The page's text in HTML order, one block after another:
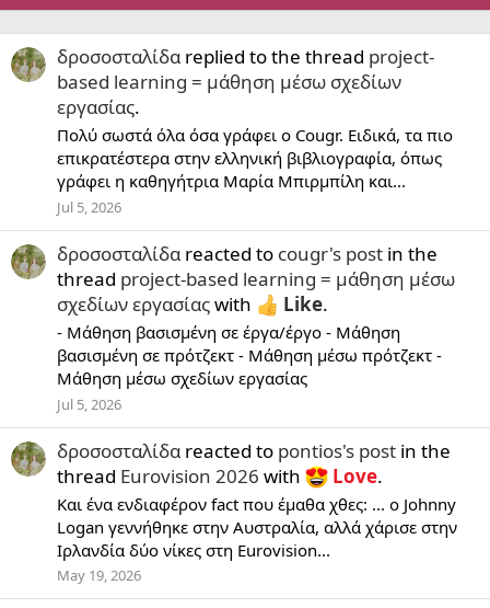
δροσοσταλίδαreplied to the thread project-
based learning = μάθηση μέσω σχεδίων
εργασίας.
Πολύ σωστά όλα όσα γράφει ο Cougr. Ειδικά, τα πιο
επικρατέστερα στην ελληνική βιβλιογραφία, όπως
γράφει η καθηγήτρια Μαρία Μπιρμπίλη και...
Jul 5, 2026
δροσοσταλίδαreacted to cougr's post in the
thread project-based learning = μάθηση μέσω
σχεδίων εργασίαςwith Like.
- Μάθηση βασισμένη σε έργα/έργο - Μάθηση
βασισμένη σε πρότζεκτ - Μάθηση μέσω πρότζεκτ -
Μάθηση μέσω σχεδίων εργασίας
Jul 5, 2026
δροσοσταλίδαreacted to pontios's post in the
thread Eurovision 2026 with Love.
Και ένα ενδιαφέρον fact που έμαθα χθες: ... ο Johnny
Logan γεννήθηκε στην Αυστραλία, αλλά χάρισε στην
Ιρλανδία δύο νίκες στη Eurovision...
May 19, 2026